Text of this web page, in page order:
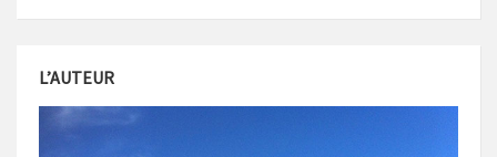
L’AUTEUR